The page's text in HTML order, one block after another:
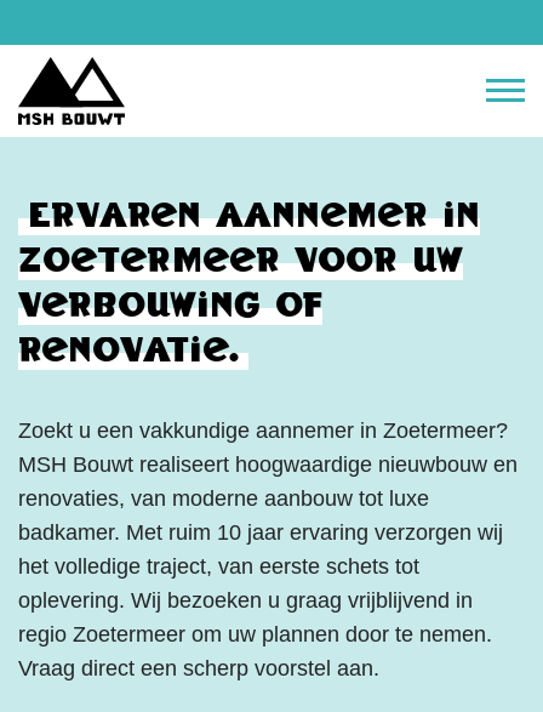
Ervaren aannemer in
Zoetermeer voor uw
verbouwing of
renovatie.
Zoekt u een vakkundige aannemer in Zoetermeer?
MSH Bouwt realiseert hoogwaardige nieuwbouw en
renovaties, van moderne aanbouw tot luxe
badkamer. Met ruim 10 jaar ervaring verzorgen wij
het volledige traject, van eerste schets tot
oplevering. Wij bezoeken u graag vrijblijvend in
regio Zoetermeer om uw plannen door te nemen.
Vraag direct een scherp voorstel aan.